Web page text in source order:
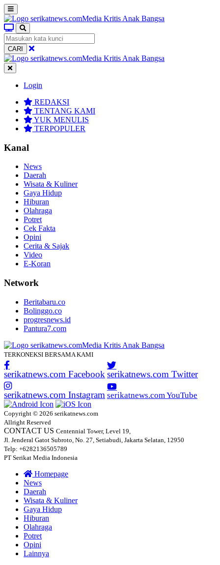
CARI
Login
REDAKSI
TENTANG KAMI
YUK MENULIS
TERPOPULER
Kanal
News
Daerah
Wisata & Kuliner
Gaya Hidup
Hiburan
Olahraga
Potret
Cek Fakta
Opini
Cerita & Sajak
Video
E-Koran
Network
Beritabaru.co
Bolinggo.co
progresnews.id
Pantura7.com
TERKONEKSI BERSAMA KAMI
serikatnews.com Facebook serikatnews.com Twitter
serikatnews.com Instagram serikatnews.com YouTube
Copyright © 2026 serikatnews.com
Allright Reserved
CONTACT US Centennial Tower, Level 19,
Jl. Jenderal Gatot Subroto, No. 27, Setiabudi, Jakarta Selatan, 12950
Telp: +6282136505789
PT Serikat Media Indonesia
Homepage
News
Daerah
Wisata & Kuliner
Gaya Hidup
Hiburan
Olahraga
Potret
Opini
Lainnya